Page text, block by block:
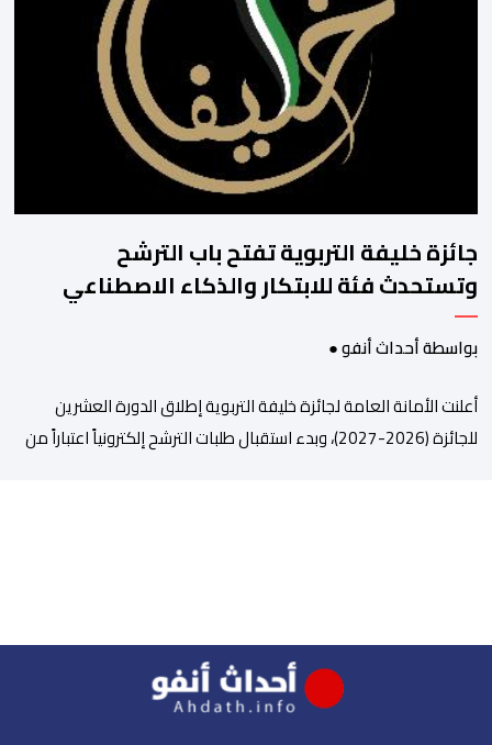
للسيد واتارا، مقرونة بأصدق متمنيات جلالته بموصول التقدم والازدهار
للشعب الإيفواري. ومما جاء في برقية جلالة الملك “لقد تمكنت
المملكة المغربية وجمهورية كوت ديفوار، بحكم […]
جائزة خليفة التربوية تفتح باب الترشح
وتستحدث فئة للابتكار والذكاء الاصطناعي
بواسطة أحداث أنفو ●
أعلنت الأمانة العامة لجائزة خليفة التربوية إطلاق الدورة العشرين
للجائزة (2026-2027)، وبدء استقبال طلبات الترشح إلكترونياً اعتباراً من